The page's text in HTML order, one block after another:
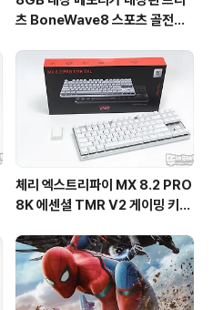
츠 BoneWave8 스포츠 골전도
체리 엑스트리파이 MX 8.2 PRO
8K 에센셜 TMR V2 게이밍 키보